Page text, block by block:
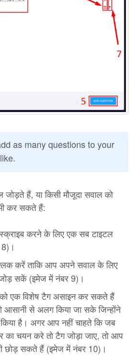
as many questions to your
हैं, या किसी मौजूदा सवाल को
कर सकते हैं:
करने के लिए एक सब टाइटल
करें ताकि आप अपने सवाल के लिए
सकें (इमेज में नंबर 9)।
एक विशेष टैग असाइन कर सकते हैं
आसानी से अलग किया जा सके जिन्होंने
है। अगर आप नहीं चाहते कि जब
का चयन करे तो टैग जोड़ा जाए, तो आप
छोड़ सकते हैं (इमेज में नंबर 10)।